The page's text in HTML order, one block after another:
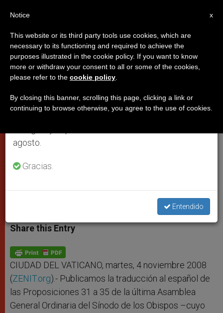
Proposiciones al Papa
aprobadas por el Sínodo (31 a
35)
Sacerdotes, seminaristas, formación
VATICANO
t
s
p
p
s
e
g
e
r
e
b
o
k
t r
Share this Entry
CIUDAD DEL VATICANO, martes, 4 noviembre 2008
(ZENIT.org).- Publicamos la traducción al español de
las Proposiciones 31 a 35 de la última Asamblea
General Ordinaria del Sínodo de los Obispos –cuyo
×
Aviso importante
Del 27 de julio al 7 de agosto haremos la pausa
anual, aprovechando que en el periodo de verano
se generan menos informaciones y también el
agosto.
Gracias.
Entendido
x
Notice
This website or its third party tools use cookies, which are
necessary to its functioning and required to achieve the
purposes illustrated in the cookie policy. If you want to know
more or withdraw your consent to all or some of the cookies,
please refer to the cookie policy
By closing this banner, scrolling this page, clicking a link or
continuing to browse otherwise, you agree to the use of cookies.